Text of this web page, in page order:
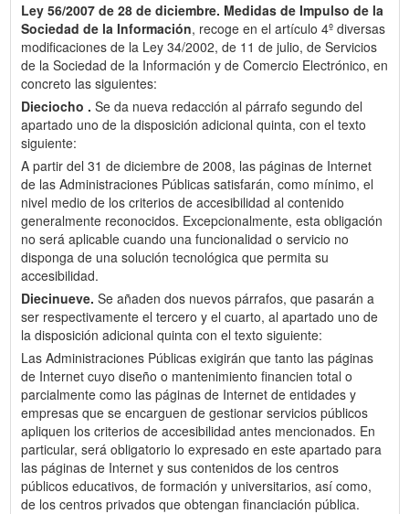
Ley 56/2007 de 28 de diciembre. Medidas de Impulso de la
Sociedad de la Información, recoge en el artículo 4º diversas
modificaciones de la Ley 34/2002, de 11 de julio, de Servicios
de la Sociedad de la Información y de Comercio Electrónico, en
concreto las siguientes:
Dieciocho . Se da nueva redacción al párrafo segundo del
apartado uno de la disposición adicional quinta, con el texto
siguiente:
A partir del 31 de diciembre de 2008, las páginas de Internet
de las Administraciones Públicas satisfarán, como mínimo, el
nivel medio de los criterios de accesibilidad al contenido
generalmente reconocidos. Excepcionalmente, esta obligación
no será aplicable cuando una funcionalidad o servicio no
disponga de una solución tecnológica que permita su
accesibilidad.
Diecinueve. Se añaden dos nuevos párrafos, que pasarán a
ser respectivamente el tercero y el cuarto, al apartado uno de
la disposición adicional quinta con el texto siguiente:
Las Administraciones Públicas exigirán que tanto las páginas
de Internet cuyo diseño o mantenimiento financien total o
parcialmente como las páginas de Internet de entidades y
empresas que se encarguen de gestionar servicios públicos
apliquen los criterios de accesibilidad antes mencionados. En
particular, será obligatorio lo expresado en este apartado para
las páginas de Internet y sus contenidos de los centros
públicos educativos, de formación y universitarios, así como,
de los centros privados que obtengan financiación pública.